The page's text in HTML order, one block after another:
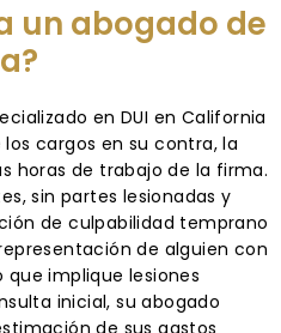
un abogado de
en DUI en California
cargos en su contra, la
horas de trabajo de la firma.
sin partes lesionadas y
de culpabilidad temprano
de alguien con
implique lesiones
inicial, su abogado
de sus gastos